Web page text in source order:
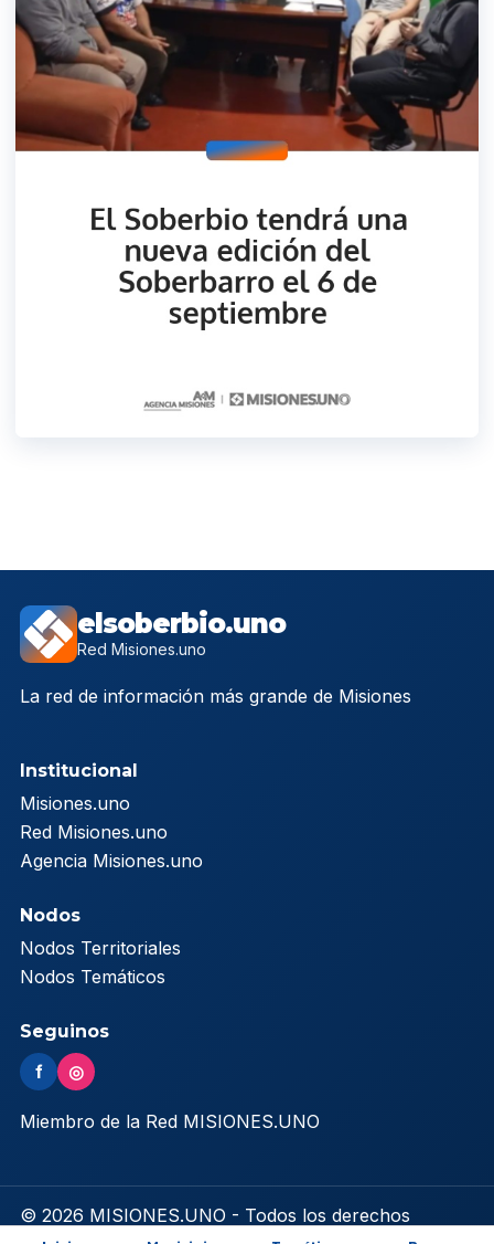
elsoberbio.uno
Red Misiones.uno
La red de información más grande de Misiones
Institucional
Misiones.uno
Red Misiones.uno
Agencia Misiones.uno
Nodos
Nodos Territoriales
Nodos Temáticos
Seguinos
f ◎
Miembro de la Red MISIONES.UNO
© 2026 MISIONES.UNO - Todos los derechos
reservados